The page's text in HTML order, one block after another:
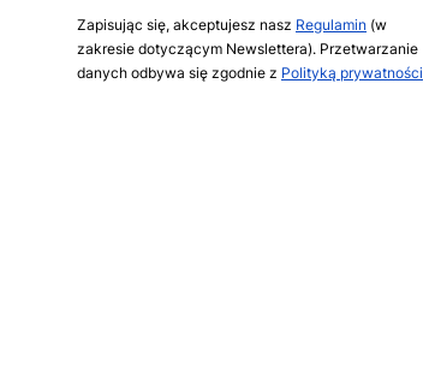
Zapisując się, akceptujesz nasz Regulamin (w
zakresie dotyczącym Newslettera). Przetwarzanie
danych odbywa się zgodnie z Polityką prywatności